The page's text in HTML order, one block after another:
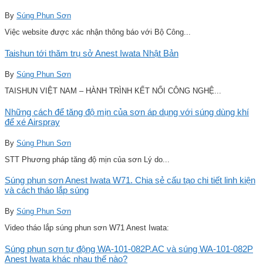
By Súng Phun Sơn
Việc website được xác nhận thông báo với Bộ Công...
Taishun tới thăm trụ sở Anest Iwata Nhật Bản
By Súng Phun Sơn
TAISHUN VIỆT NAM – HÀNH TRÌNH KẾT NỐI CÔNG NGHỆ...
Những cách để tăng độ mịn của sơn áp dụng với súng dùng khí
để xé Airspray
By Súng Phun Sơn
STT Phương pháp tăng độ mịn của sơn Lý do...
Súng phun sơn Anest Iwata W71. Chia sẻ cấu tạo chi tiết linh kiện
và cách tháo lắp súng
By Súng Phun Sơn
Video tháo lắp súng phun sơn W71 Anest Iwata:
Súng phun sơn tự động WA-101-082P.AC và súng WA-101-082P
Anest Iwata khác nhau thế nào?